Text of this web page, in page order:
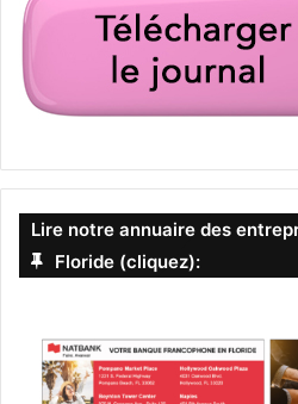
Lire notre annuaire des
Floride (cliquez):